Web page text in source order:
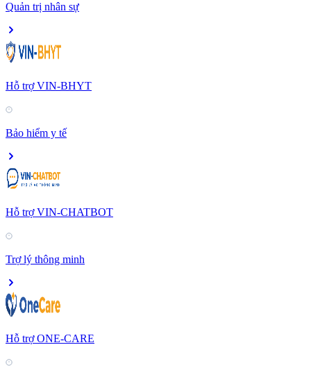
Quản trị nhân sự
Hỗ trợ VIN-BHYT
Bảo hiểm y tế
Hỗ trợ VIN-CHATBOT
Trợ lý thông minh
Hỗ trợ ONE-CARE